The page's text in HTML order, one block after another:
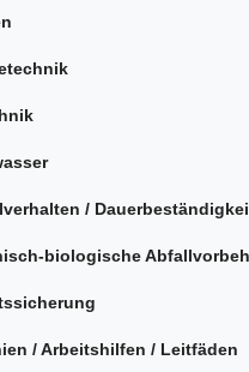
/
biologische
/ Arbeitshilfen / Leitfäden